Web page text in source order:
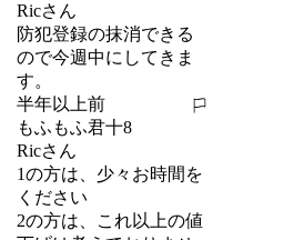
Ricさん
防犯登録の抹消できる
ので今週中にしてきま
す。
半年以上前
報告する
もふもふ君十8
Ricさん
1の方は、少々お時間を
ください
2の方は、これ以上の値